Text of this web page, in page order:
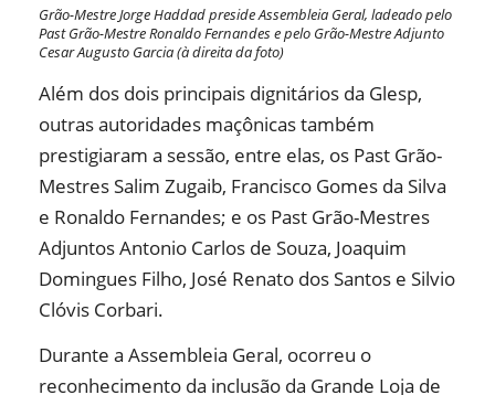
Grão-Mestre Jorge Haddad preside Assembleia Geral, ladeado pelo
Past Grão-Mestre Ronaldo Fernandes e pelo Grão-Mestre Adjunto
Cesar Augusto Garcia (à direita da foto)
Além dos dois principais dignitários da Glesp,
outras autoridades maçônicas também
prestigiaram a sessão, entre elas, os Past Grão-
Mestres Salim Zugaib, Francisco Gomes da Silva
e Ronaldo Fernandes; e os Past Grão-Mestres
Adjuntos Antonio Carlos de Souza, Joaquim
Domingues Filho, José Renato dos Santos e Silvio
Clóvis Corbari.
Durante a Assembleia Geral, ocorreu o
reconhecimento da inclusão da Grande Loja de